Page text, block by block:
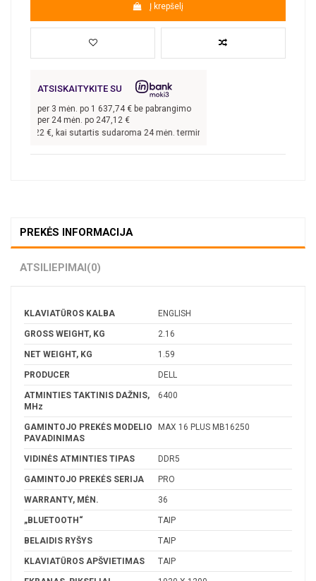
Į krepšelį
ATSISKAITYKITE SU
per 3 mėn. po 1 637,74€ be pabrangimo
per 24 mėn. po 247,12 €
€, kai sutartis sudaroma 24 mėn. terminui, metinė palūkanų norma –
PREKĖS INFORMACIJA
ATSILIEPIMAI(0)
KLAVIATŪROS KALBA ENGLISH
GROSS WEIGHT, KG 2.16
NET WEIGHT, KG 1.59
PRODUCER DELL
ATMINTIES TAKTINIS DAŽNIS,
MHz
6400
GAMINTOJO PREKĖS MODELIO
PAVADINIMAS
MAX 16 PLUS MB16250
VIDINĖS ATMINTIES TIPAS DDR5
GAMINTOJO PREKĖS SERIJA PRO
WARRANTY, MĖN. 36
„BLUETOOTH“ TAIP
BELAIDIS RYŠYS TAIP
KLAVIATŪROS APŠVIETIMAS TAIP